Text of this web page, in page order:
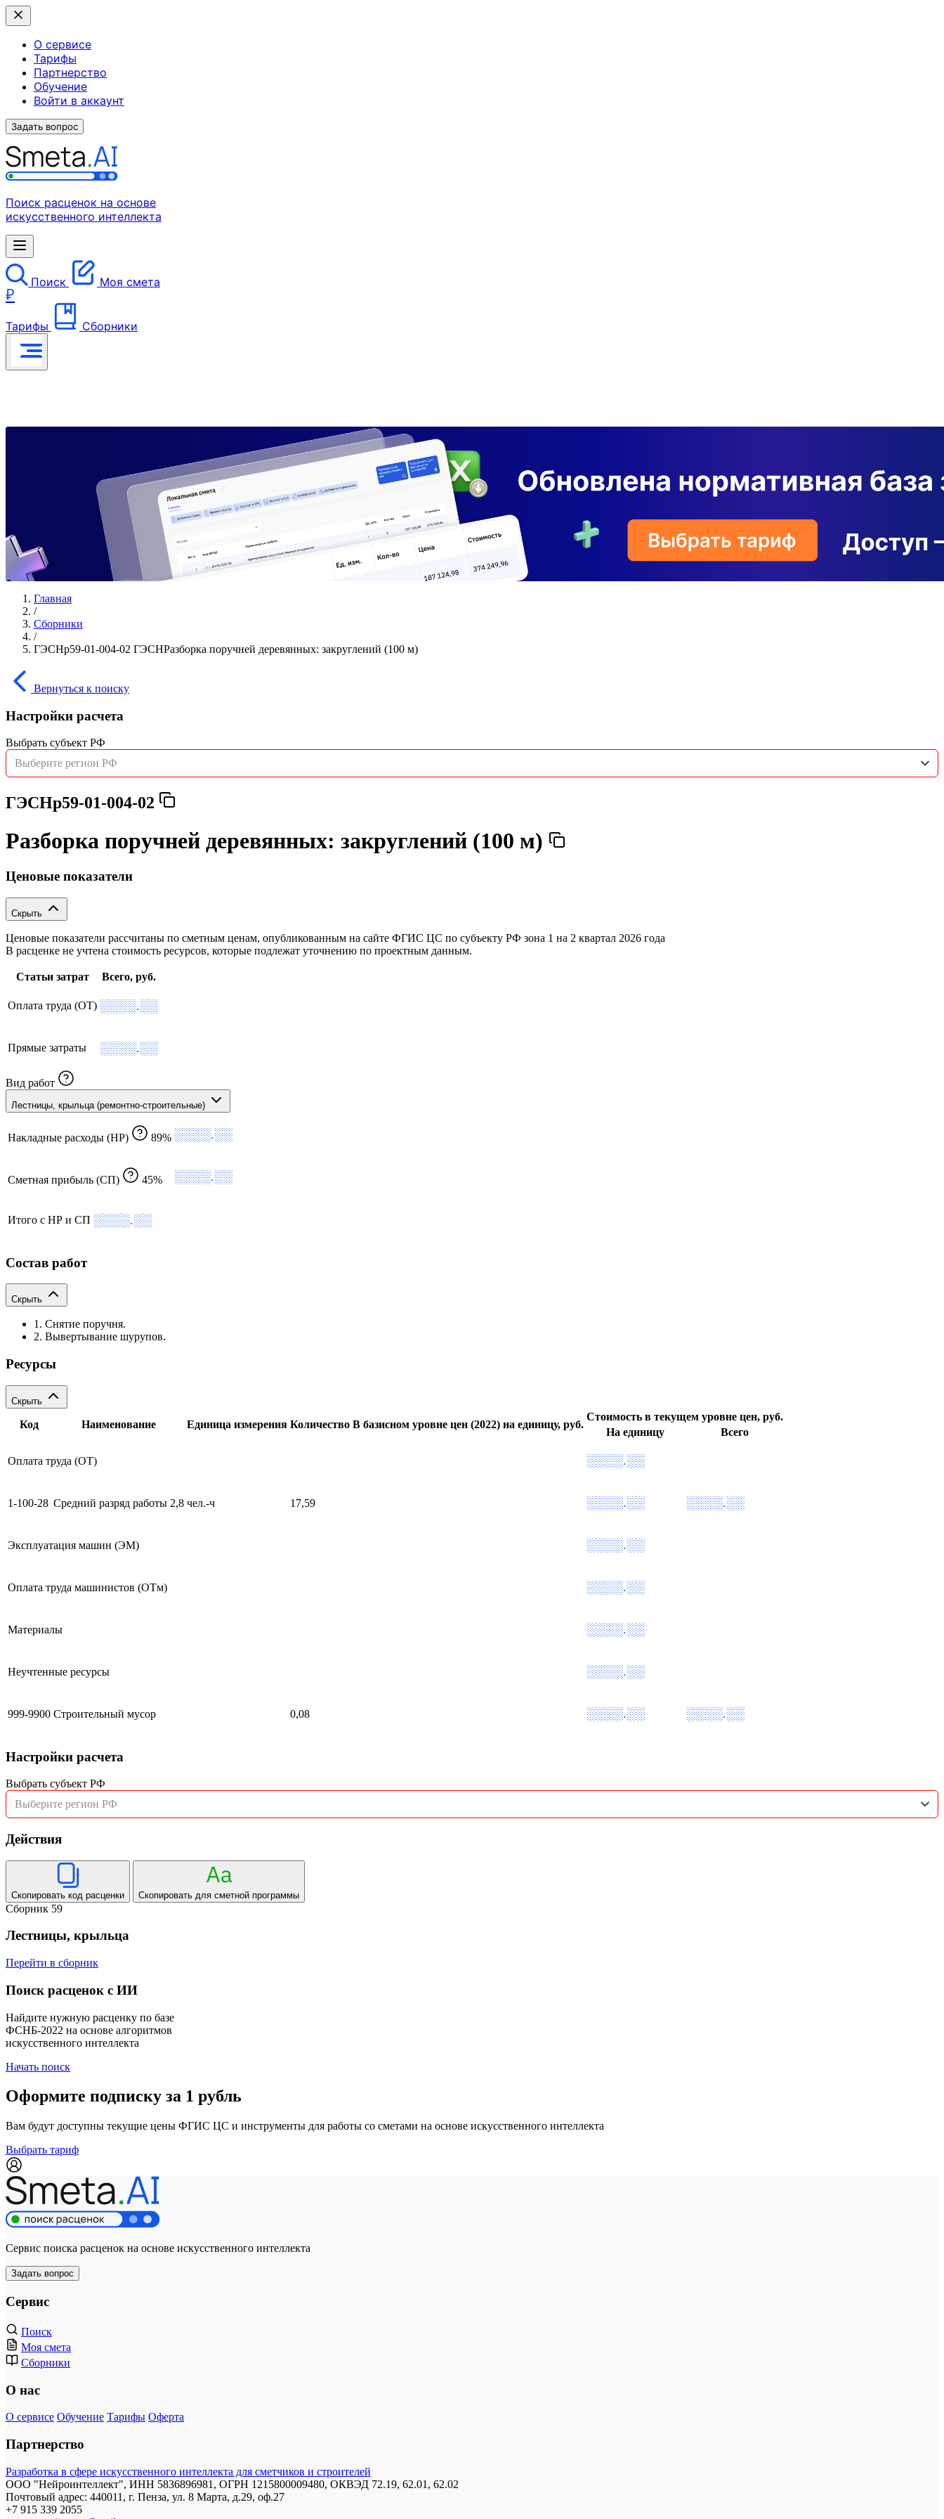
О сервисе
Тарифы
Партнерство
Обучение
Войти в аккаунт
Задать вопрос
Поиск расценок на основе
искусственного интеллекта
Поиск Моя смета
₽
Тарифы Сборники
Главная
/
Сборники
/
ГЭСНр59-01-004-02 ГЭСНРазборка поручней деревянных: закруглений (100 м)
Вернуться к поиску
Настройки расчета
Выбрать субъект РФ
Выберите регион РФ
ГЭСНр59-01-004-02
Разборка поручней деревянных: закруглений (100 м)
Ценовые показатели
Скрыть
Ценовые показатели рассчитаны по сметным ценам, опубликованным на сайте ФГИС ЦС по субъекту РФ зона 1 на 2 квартал 2026 года
В расценке не учтена стоимость ресурсов, которые подлежат уточнению по проектным данным.
Статьи затрат Всего, руб.
Оплата труда (ОТ) ░░░░.░░
Прямые затраты ░░░░.░░
Вид работ
Лестницы, крыльца (ремонтно-строительные)
Накладные расходы (НР) 89% ░░░░.░░
Сметная прибыль (СП) 45% ░░░░.░░
Итого с НР и СП ░░░░.░░
Состав работ
Скрыть
1. Снятие поручня.
2. Вывертывание шурупов.
Ресурсы
Скрыть
Код Наименование Единица измерения Количество В базисном уровне цен (2022) на единицу, руб.
Стоимость в текущем уровне цен, руб.
На единицу
Всего
Оплата труда (ОТ) ░░░░.░░
1-100-28 Средний разряд работы 2,8 чел.-ч 17,59 ░░░░.░░ ░░░░.░░
Эксплуатация машин (ЭМ) ░░░░.░░
Оплата труда машинистов (ОТм) ░░░░.░░
Материалы ░░░░.░░
Неучтенные ресурсы ░░░░.░░
999-9900 Строительный мусор 0,08 ░░░░.░░ ░░░░.░░
Настройки расчета
Выбрать субъект РФ
Выберите регион РФ
Действия
Скопировать код расценки Скопировать для сметной программы
Сборник 59
Лестницы, крыльца
Перейти в сборник
Поиск расценок с ИИ
Найдите нужную расценку по базе
ФСНБ-2022 на основе алгоритмов
искусственного интеллекта
Начать поиск
Оформите подписку за 1 рубль
Вам будут доступны текущие цены ФГИС ЦС и инструменты для работы со сметами на основе искусственного интеллекта
Выбрать тариф
Сервис поиска расценок на основе искусственного интеллекта
Задать вопрос
Сервис
Поиск
Моя смета
Сборники
О нас
О сервисе Обучение Тарифы Оферта
Партнерство
Разработка в сфере искусственного интеллекта для сметчиков и строителей
ООО "Нейроинтеллект", ИНН 5836896981, ОГРН 1215800009480, ОКВЭД 72.19, 62.01, 62.02
Почтовый адрес: 440011, г. Пенза, ул. 8 Марта, д.29, оф.27
+7 915 339 2055